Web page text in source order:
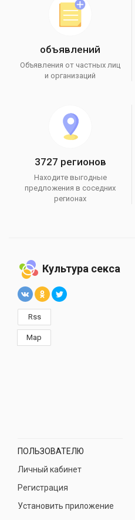
объявлений
Объявления от частных лиц
и организаций
3727 регионов
Находите выгодные
предложения в соседних
регионах
Культура секса
Rss
Map
ПОЛЬЗОВАТЕЛЮ
Личный кабинет
Регистрация
Установить приложение